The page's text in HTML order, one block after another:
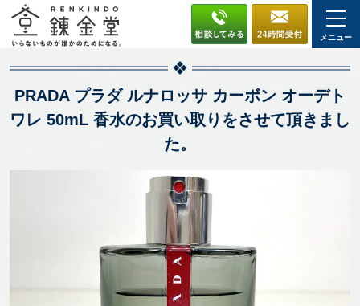
メニュー
PRADA プラダ ルナロッサ カーボン オーデト
ワレ 50mL 香水のお買い取りをさせて頂きまし
た。